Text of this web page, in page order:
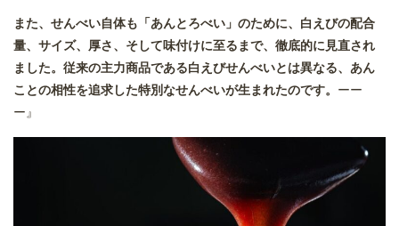
また、せんべい自体も「あんとろべい」のために、白えびの配合
量、サイズ、厚さ、そして味付けに至るまで、徹底的に見直され
ました。従来の主力商品である白えびせんべいとは異なる、あん
ことの相性を追求した特別なせんべいが生まれたのです。 ーー
ー』